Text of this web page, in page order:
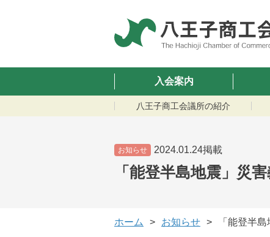
入会案内
八王子商工会議所の紹介
お知らせ 2024.01.24掲載
「能登半島地震」災
ホーム お知らせ 「能登半